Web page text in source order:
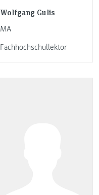
Wolfgang Gulis
MA
Fachhochschullektor